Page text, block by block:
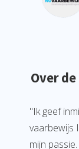
Over
"Ik geef
vaarbewijs
mijn